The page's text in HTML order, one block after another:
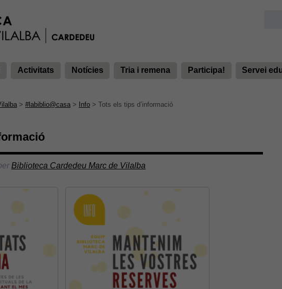
Activitats Notícies Tria i remena Participa! Servei
> #labiblio@casa > Info > Tots els tips d’informació
Biblioteca Cardedeu Marc de Vilalba